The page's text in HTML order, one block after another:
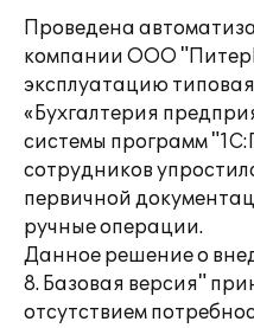
Проведена
компании ООО
эксплуатацию
«Бухгалтерия
системы программ
сотрудников
первичной
ручные операции.
Данное решение о
8. Базовая версия"
отсутствием